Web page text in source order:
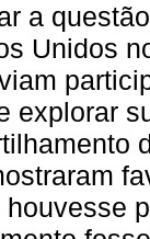
a
Unidos
explorar